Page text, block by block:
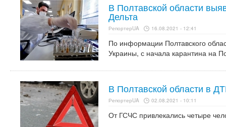
В Полтавской области
Дельта
РепортерUA 16.08.2021 - 12:41
По информации Полтавского
Украины, с начала карантина на
В Полтавской области в
РепортерUA 02.08.2021 - 10:11
От ГСЧС привлекались четыре